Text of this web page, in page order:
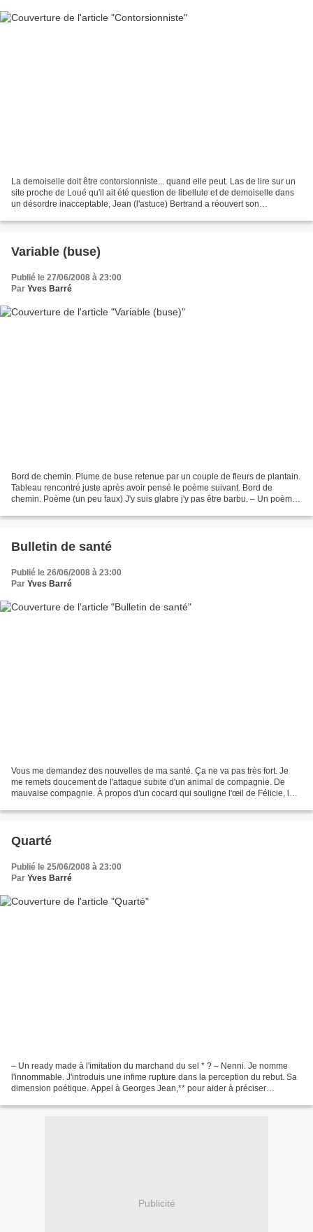
La demoiselle doit être contorsionniste... quand elle peut. Las de lire sur un
site proche de Loué qu'il ait été question de libellule et de demoiselle dans
un désordre inacceptable, Jean (l'astuce) Bertrand a réouvert son
Variable (buse)
Publié le 27/06/2008 à 23:00
Par Yves Barré
Bord de chemin. Plume de buse retenue par un couple de fleurs de plantain.
Tableau rencontré juste après avoir pensé le poème suivant. Bord de
chemin. Poème (un peu faux) J'y suis glabre j'y pas être barbu. – Un poème
Bulletin de santé
Publié le 26/06/2008 à 23:00
Par Yves Barré
Vous me demandez des nouvelles de ma santé. Ça ne va pas très fort. Je
me remets doucement de l'attaque subite d'un animal de compagnie. De
mauvaise compagnie. À propos d'un cocard qui souligne l'œil de Félicie, le
Quarté
Publié le 25/06/2008 à 23:00
Par Yves Barré
– Un ready made à l'imitation du marchand du sel * ? – Nenni. Je nomme
l'innommable. J'introduis une infime rupture dans la perception du rebut. Sa
dimension poétique. Appel à Georges Jean,** pour aider à préciser
Publicité